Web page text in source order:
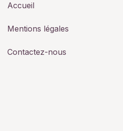
Accueil
Mentions légales
Contactez-nous